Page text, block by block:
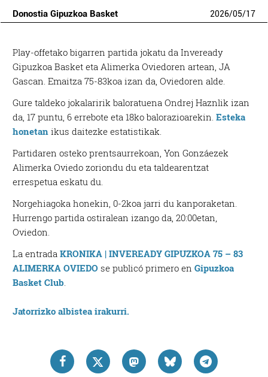
Donostia Gipuzkoa Basket 2026/05/17
Play-offetako bigarren partida jokatu da Inveready
Gipuzkoa Basket eta Alimerka Oviedoren artean, JA
Gascan. Emaitza 75-83koa izan da, Oviedoren alde.
Gure taldeko jokalaririk baloratuena Ondrej Haznlik izan
da, 17 puntu, 6 errebote eta 18ko balorazioarekin.Esteka
honetan ikus daitezke estatistikak.
Partidaren osteko prentsaurrekoan, Yon Gonzáezek
Alimerka Oviedo zoriondu du eta taldearentzat
errespetua eskatu du.
Norgehiagoka honekin, 0-2koa jarri du kanporaketan.
Hurrengo partida ostiralean izango da, 20:00etan,
Oviedon.
La entradaKRONIKA | INVEREADY GIPUZKOA 75 – 83
ALIMERKA OVIEDO se publicó primero enGipuzkoa
Basket Club.
Jatorrizko albistea irakurri.